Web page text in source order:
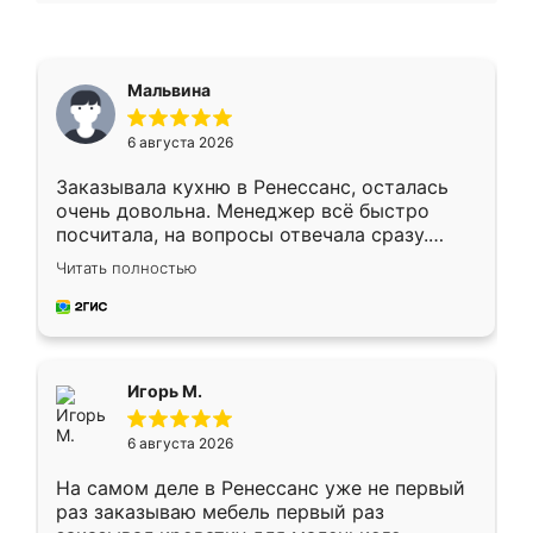
Мальвина
6 августа 2026
Заказывала кухню в Ренессанс, осталась
очень довольна. Менеджер всё быстро
посчитала, на вопросы отвечала сразу.
Замерщик приехал в субботу, подошёл к
делу со всей ответственностью. Собрали
за день, ребята работали аккуратно, даже
Читать полностью
Игорь М.
6 августа 2026
На самом деле в Ренессанс уже не первый
раз заказываю мебель первый раз